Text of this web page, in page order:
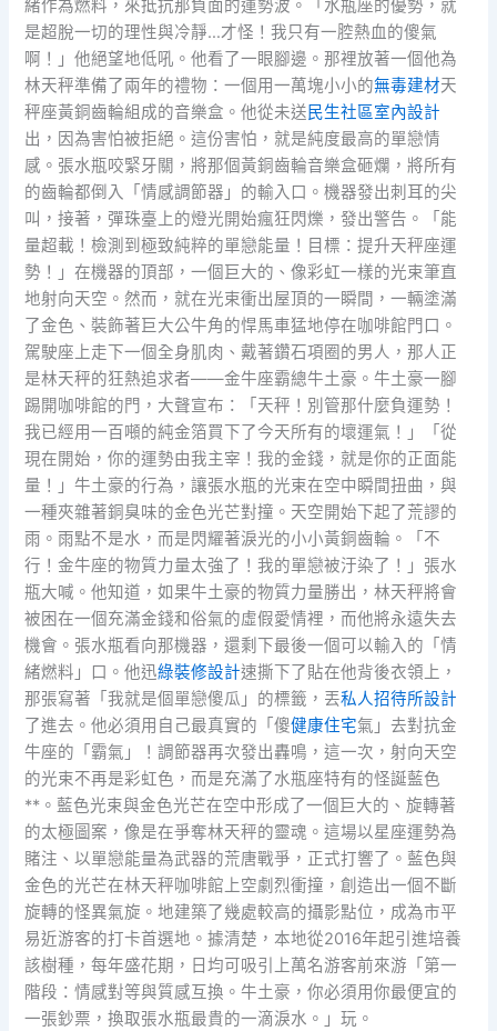
緒作為燃料，來抵抗那負面的運勢波。「水瓶座的優勢，就
是超脫一切的理性與冷靜…才怪！我只有一腔熱血的傻氣
啊！」他絕望地低吼。他看了一眼腳邊。那裡放著一個他為
林天秤準備了兩年的禮物：一個用一萬塊小小的無毒建材天
秤座黃銅齒輪組成的音樂盒。他從未送民生社區室內設計
出，因為害怕被拒絕。這份害怕，就是純度最高的單戀情
感。張水瓶咬緊牙關，將那個黃銅齒輪音樂盒砸爛，將所有
的齒輪都倒入「情感調節器」的輸入口。機器發出刺耳的尖
叫，接著，彈珠臺上的燈光開始瘋狂閃爍，發出警告。「能
量超載！檢測到極致純粹的單戀能量！目標：提升天秤座運
勢！」在機器的頂部，一個巨大的、像彩虹一樣的光束筆直
地射向天空。然而，就在光束衝出屋頂的一瞬間，一輛塗滿
了金色、裝飾著巨大公牛角的悍馬車猛地停在咖啡館門口。
駕駛座上走下一個全身肌肉、戴著鑽石項圈的男人，那人正
是林天秤的狂熱追求者——金牛座霸總牛土豪。牛土豪一腳
踢開咖啡館的門，大聲宣布：「天秤！別管那什麼負運勢！
我已經用一百噸的純金箔買下了今天所有的壞運氣！」「從
現在開始，你的運勢由我主宰！我的金錢，就是你的正面能
量！」牛土豪的行為，讓張水瓶的光束在空中瞬間扭曲，與
一種夾雜著銅臭味的金色光芒對撞。天空開始下起了荒謬的
雨。雨點不是水，而是閃耀著淚光的小小黃銅齒輪。「不
行！金牛座的物質力量太強了！我的單戀被汙染了！」張水
瓶大喊。他知道，如果牛土豪的物質力量勝出，林天秤將會
被困在一個充滿金錢和俗氣的虛假愛情裡，而他將永遠失去
機會。張水瓶看向那機器，還剩下最後一個可以輸入的「情
緒燃料」口。他迅綠裝修設計速撕下了貼在他背後衣領上，
那張寫著「我就是個單戀傻瓜」的標籤，丟私人招待所設計
了進去。他必須用自己最真實的「傻健康住宅氣」去對抗金
牛座的「霸氣」！調節器再次發出轟鳴，這一次，射向天空
的光束不再是彩虹色，而是充滿了水瓶座特有的怪誕藍色
**。藍色光束與金色光芒在空中形成了一個巨大的、旋轉著
的太極圖案，像是在爭奪林天秤的靈魂。這場以星座運勢為
賭注、以單戀能量為武器的荒唐戰爭，正式打響了。藍色與
金色的光芒在林天秤咖啡館上空劇烈衝撞，創造出一個不斷
旋轉的怪異氣旋。地建築了幾處較高的攝影點位，成為市平
易近游客的打卡首選地。據清楚，本地從2016年起引進培養
該樹種，每年盛花期，日均可吸引上萬名游客前來游「第一
階段：情感對等與質感互換。牛土豪，你必須用你最便宜的
一張鈔票，換取張水瓶最貴的一滴淚水。」玩。